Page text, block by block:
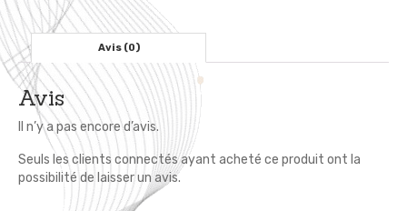
Linge
de
Toilette
-
Eponge
Bio
Avis (0)
Avis
Il n’y a pas encore d’avis.
Seuls les clients connectés ayant acheté ce produit ont la
possibilité de laisser un avis.